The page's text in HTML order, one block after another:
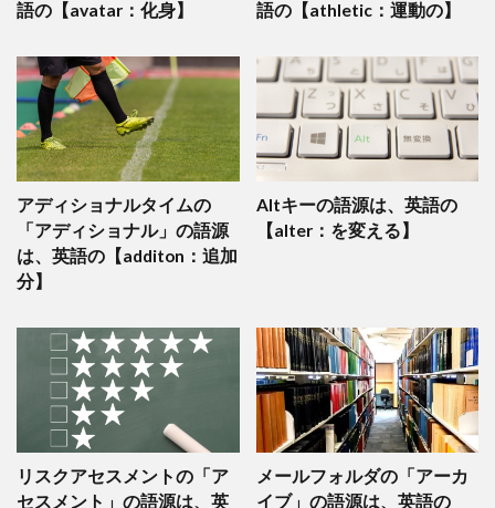
語の【avatar：化身】
語の【athletic：運動の】
アディショナルタイムの
「アディショナル」の語源
は、英語の【additon：追加
分】
Altキーの語源は、英語の
【alter：を変える】
リスクアセスメントの「ア
セスメント」の語源は、英
メールフォルダの「アーカ
イブ」の語源は、英語の